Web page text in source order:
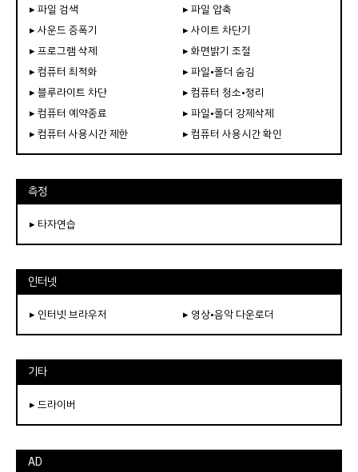
▸ 파일 검색
▸ 파일 압축
▸ 사운드 증폭기
▸ 사이트 차단기
▸ 프로그램 삭제
▸ 화면밝기 조절
▸ 컴퓨터 최적화
▸ 파일•폴더 숨김
▸ 블루라이트 차단
▸ 컴퓨터 청소•정리
▸ 컴퓨터 예약종료
▸ 파일•폴더 강제삭제
▸ 컴퓨터 사용시간 제한
▸ 컴퓨터 사용시간 확인
측정
▸ 타자연습
인터넷
▸ 인터넷 브라우저 ▸ 영상•음악 다운로더
기타
▸ 드라이버
AD